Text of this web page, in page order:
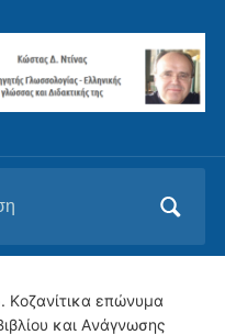
Kοζανίτικα επώνυμα
και Aνάγνωσης